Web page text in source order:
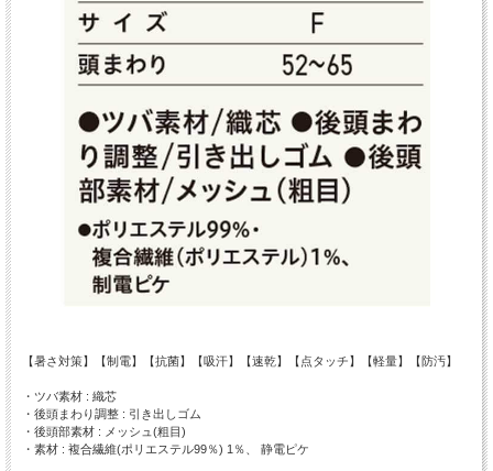
【暑さ対策】【制電】【抗菌】【吸汗】【速乾】【点タッチ】【軽量】【防汚】
・ツバ素材 : 織芯
・後頭まわり調整 : 引き出しゴム
・後頭部素材 : メッシュ(粗目)
・素材 : 複合繊維(ポリエステル99％) 1％、 静電ピケ